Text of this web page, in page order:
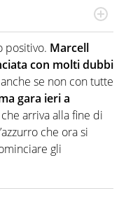
segreti: basket,
di trovare la notizia
positivo. Marcell
con molti dubbi
se non con tutte
gara ieri a
arriva alla fine di
che ora si
gli